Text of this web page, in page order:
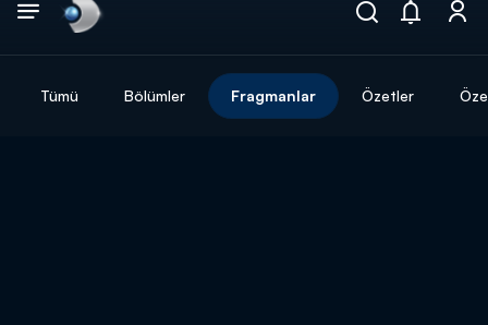
Tümü Bölümler Fragmanlar Özetler